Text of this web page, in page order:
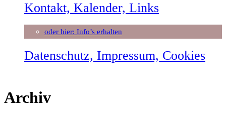
Kontakt, Kalender, Links
oder hier: Info’s erhalten
Datenschutz, Impressum, Cookies
Archiv